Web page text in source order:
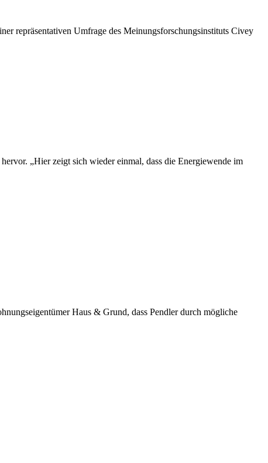
repräsentativen Umfrage des Meinungsforschungsinstituts Civey
„Hier zeigt sich wieder einmal, dass die Energiewende im
Haus & Grund, dass Pendler durch mögliche